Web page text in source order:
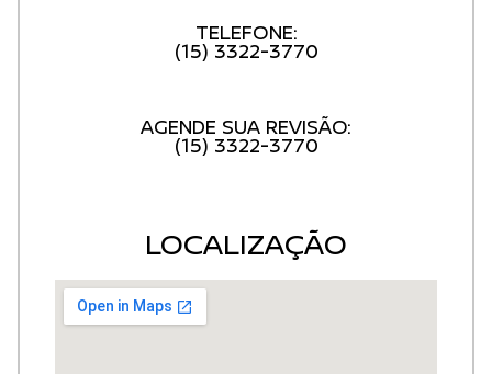
TELEFONE:
(15) 3322-3770
AGENDE SUA REVISÃO:
(15) 3322-3770
LOCALIZAÇÃO